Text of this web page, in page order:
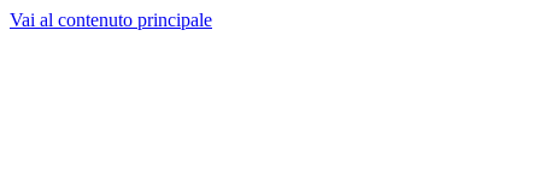
Vai al contenuto principale